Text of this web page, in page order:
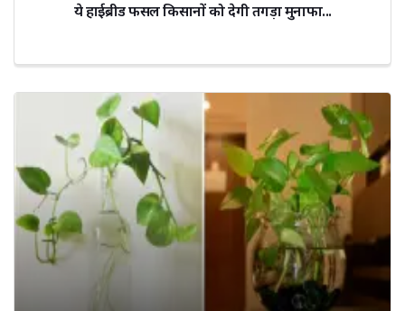
ये हाईब्रीड फसल किसानों को देगी तगड़ा मुनाफा...